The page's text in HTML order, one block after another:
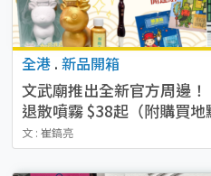
全港 . 新品開箱
文武廟推出全新官方周邊
退散噴霧 $38起（附購買地
文 : 崔鎬亮